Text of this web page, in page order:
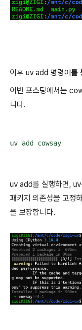
이후 uv add 명령어를
이번 포스팅에서는
니다.
uv add cowsay
uv add를 실행하면,
패키지 의존성을 고정
을 보장합니다.